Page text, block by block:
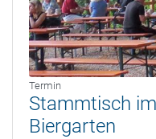
Termin
Stammtisch
Biergarten